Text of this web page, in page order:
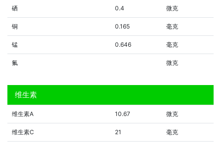
硒 0.4 微克
铜 0.165 毫克
锰 0.646 毫克
氟 微克
维生素
维生素A 10.67 微克
维生素C 21 毫克